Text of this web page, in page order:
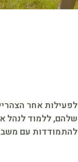
לפעילות אחר
שלהם, ללמוד לנהל
להתמודדות עם